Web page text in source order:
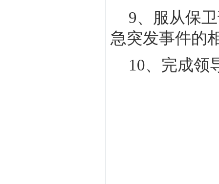
9、服从保
急突发事件的
10、完成领